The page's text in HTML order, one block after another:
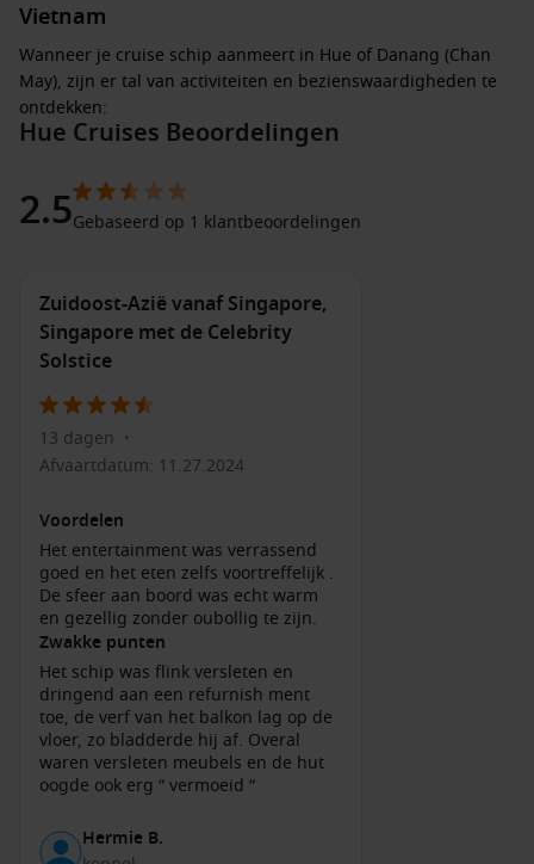
Vietnam
Wanneer je cruise schip aanmeert in Hue of Danang (Chan
May), zijn er tal van activiteiten en bezienswaardigheden te
ontdekken:
herbergt de Verboden Purperen Stad en verschillende
andere historische gebouwen. Neem de tijd om door de
Bezoek de keizerlijke tombes: De eeuwenoude graven van
de keizers, zoals die van Tu Duc en Minh Mang, zijn
prachtig geplaatst in natuurlijke omgevingen en
Middagtocht op de Perfume River
boottocht op de Perfume River, en ontdek de
schilderachtige uitzichten op de stad en de tempels langs
Geniet van het strand in Danang
Danang biedt toegang tot enkele van de mooiste stranden
van Vietnam, zoals My Khe Beach, perfect voor
ontspanning en watersporten.
Proef lokale gerechten
delicatessen te proeven zoals bun bo Hue en cao lau,
bereid met verse ingrediënten die de regio uniek maken.
Populaire havens voor of na een cruise naar
Hue/Danang (Chan May)
Wanneer je cruise naar Hue/Danang onderneemt, zijn hier
enkele andere havens die je kunt verkennen:
Hue Cruises Beoordelingen
2.5Gebaseerd op 1 klantbeoordelingen
Zuidoost-Azië vanaf Singapore,
Singapore met de Celebrity
Solstice
13 dagen •
Afvaartdatum: 11.27.2024
Voordelen
Het entertainment was verrassend
goed en het eten zelfs voortreffelijk .
De sfeer aan boord was echt warm
en gezellig zonder oubollig te zijn.
Zwakke punten
Het schip was flink versleten en
dringend aan een refurnish ment
toe, de verf van het balkon lag op de
vloer, zo bladderde hij af. Overal
waren versleten meubels en de hut
oogde ook erg “ vermoeid “
Hermie B.